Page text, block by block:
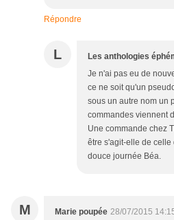
Répondre
L Les anthologies
Je n'ai pas eu de
ce ne soit qu'un
sous un autre nom un
commandes viennent
Une commande chez
être s'agit-elle de celle
douce journée Béa.
M Marie poupée 28/07/2015